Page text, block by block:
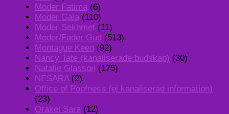
Moder Fatima (6)
Moder Gaia (110)
Moder Sekhmet (11)
Moder/Fader Gud (513)
Montague Keen (92)
Nancy Tate (kanaliserade budskap) (30)
Natalie Glasson (175)
NESARA(2)
Office of Poofness (ej kanaliserad information)
(23)
Orakel Sara (12)